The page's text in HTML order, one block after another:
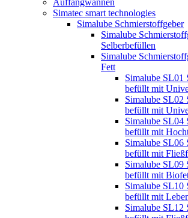
Auffangwannen
Simatec smart technologies
Simalube Schmierstoffgeber
Simalube
Selberbefüllen
Simalube
Fett
Simalube SL01
befüllt mit
Simalube SL02
befüllt mit
Simalube SL04
befüllt mit
Simalube SL06
befüllt mit
Simalube SL09
befüllt mit
Simalube SL10
befüllt mit
Simalube SL12